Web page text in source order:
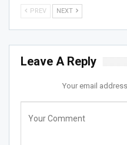
PREV NEXT
Leave A Reply
Your email